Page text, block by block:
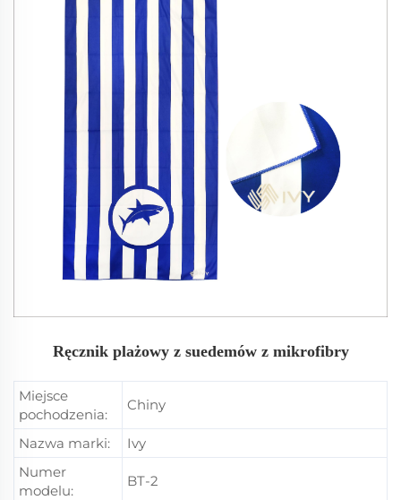
Ręcznik plażowy z suedemów z mikrofibry
Miejsce
pochodzenia:
Chiny
Nazwa marki:
Ivy
Numer
modelu:
BT-2